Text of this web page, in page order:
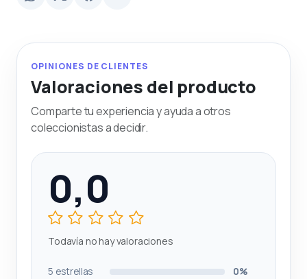
OPINIONES DE CLIENTES
Valoraciones del producto
Comparte tu experiencia y ayuda a otros
coleccionistas a decidir.
0,0
Todavía no hay valoraciones
5 estrellas
0%